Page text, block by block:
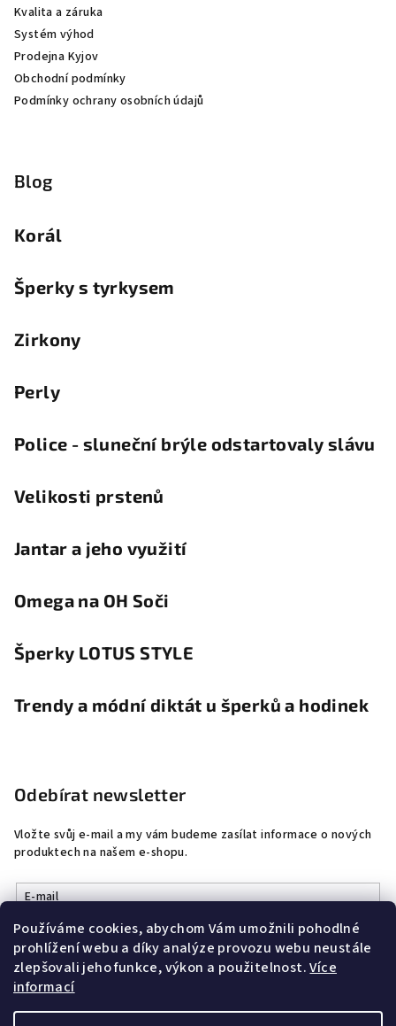
Používáme cookies, abychom Vám umožnili pohodlné
prohlížení webu a díky analýze provozu webu neustále
zlepšovali jeho funkce, výkon a použitelnost.Více
informací
Kvalita a záruka
Systém výhod
Prodejna Kyjov
Obchodní podmínky
Podmínky ochrany osobních údajů
Blog
Korál
Šperky s tyrkysem
Zirkony
Perly
Police - sluneční brýle odstartovaly slávu
Velikosti prstenů
Jantar a jeho využití
Omega na OH Soči
Šperky LOTUS STYLE
Trendy a módní diktát u šperků a hodinek
Odebírat newsletter
Vložte svůj e-mail a my vám budeme zasílat informace o nových
produktech na našem e-shopu.
E-mail
Vložením e-mailu souhlasíte spodmínkami ochrany osobních
údajů
Přihlásit se